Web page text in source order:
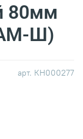
арт. КН000277
80мм
Ш)